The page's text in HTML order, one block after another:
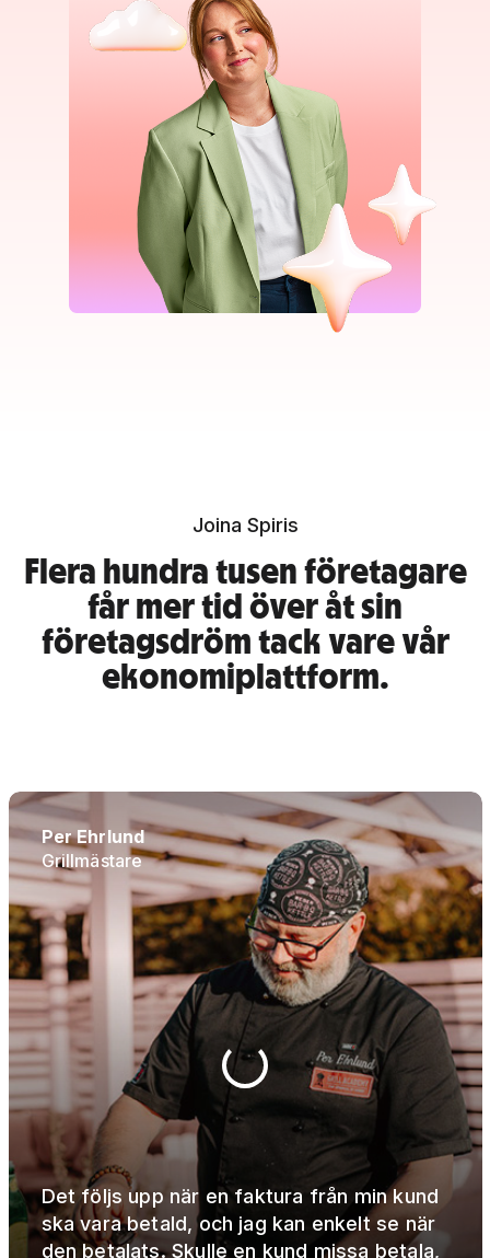
Joina Spiris
Flera hundra tusen företagare
får mer tid över åt sin
företagsdröm tack vare vår
ekonomiplattform.
Per Ehrlund
Grillmästare
Det följs upp när en faktura från min kund
ska vara betald, och jag kan enkelt se när
den betalats. Skulle en kund missa betala,